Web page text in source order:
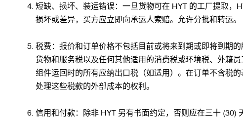
短缺、损坏、装运错误：一旦货物可在 HYT 的工厂提取，
损坏或差异，买方应立即向承运人索赔。允许分批和转运。
税费：报价和订单价格不包括目前或将来到期或即将到期
货物和服务税以及任何其他适用的消费税或环境税、外籍
组件运回时的所有应纳出口税（如适用）。在订单不含税
处理这些税款的外部成本的权利。
信用和付款：除非 HYT 另有书面约定，否则应在三十 (30)